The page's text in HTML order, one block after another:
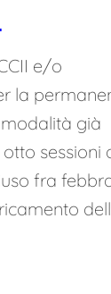
e/o
la
già
sessioni
fra